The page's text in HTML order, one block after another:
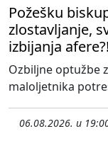
Požešku
zlostavljanje,
izbijanja afere?!
Ozbiljne optužbe
maloljetnika
06.08.2026. u